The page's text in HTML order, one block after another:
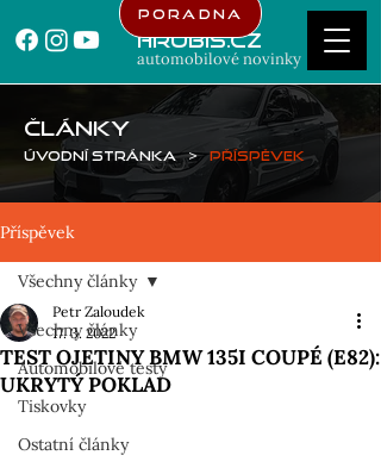
Hrubis.cz
automobilové novinky
Poradna
ČLÁNKY
Úvodní stránka > Příspěvek
Příspěvek
Všechny články
Automobilové testy
Tiskovky
Ostatní články
Všechny články
TEST OJETINY BMW 135I COUPÉ (E82):
UKRYTÝ POKLAD
Petr Zaloudek
17. 3. 2022